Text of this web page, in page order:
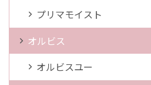
プリマモイスト
オルビス
オルビスユー